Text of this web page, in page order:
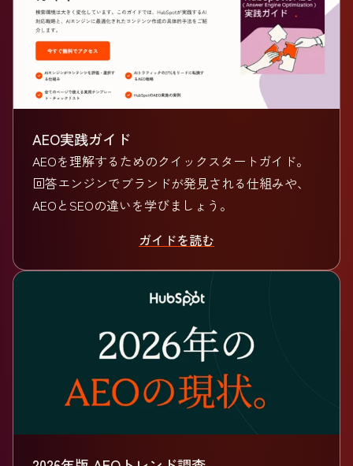
AEO実践ガイド
AEOを理解するためのクイックスタートガイド。
回答エンジンでブランドが発見される仕組みや、
AEOとSEOの違いを学びましょう。
ガイドを読む